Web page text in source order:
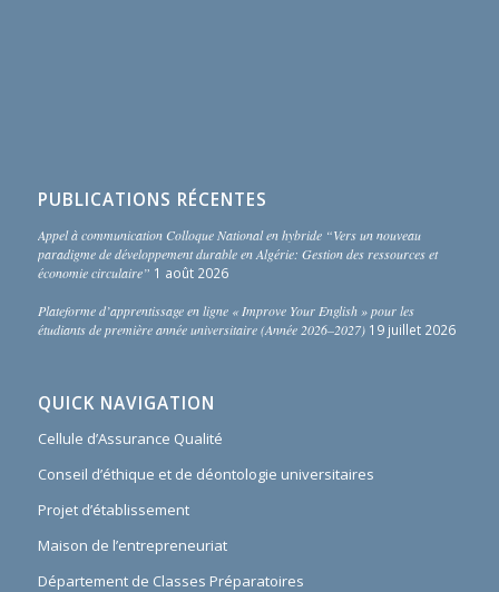
PUBLICATIONS RÉCENTES
Appel à communication Colloque National en hybride “Vers un nouveau
paradigme de développement durable en Algérie: Gestion des ressources et
économie circulaire” 1 août 2026
Plateforme d’apprentissage en ligne « Improve Your English » pour les
étudiants de première année universitaire (Année 2026–2027) 19 juillet 2026
QUICK NAVIGATION
Cellule d’Assurance Qualité
Conseil d’éthique et de déontologie universitaires
Projet d’établissement
Maison de l’entrepreneuriat
Département de Classes Préparatoires